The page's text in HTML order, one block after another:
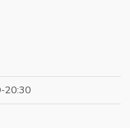
20:30